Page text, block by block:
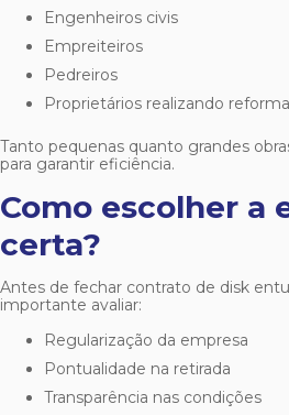
Engenheiros civis
Empreiteiros
Pedreiros
Proprietários realizando
Tanto pequenas quanto grandes
para garantir eficiência.
Como escolher a
certa?
Antes de fechar contrato de disk
importante avaliar:
Regularização da empresa
Pontualidade na retirada
Transparência nas condições